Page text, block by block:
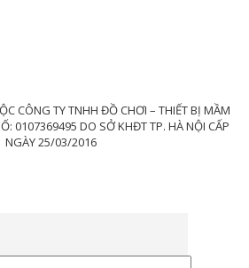
CÔNG TY TNHH ĐỒ CHƠI – THIẾT BỊ MẦM
0107369495 DO SỞ KHĐT TP. HÀ NỘI CẤP
NGÀY 25/03/2016